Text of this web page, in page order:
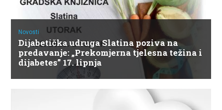
Novosti
Dijabetička udruga Slatina poziva na
predavanje: „Prekomjerna tjelesna težina i
dijabetes” 17. lipnja